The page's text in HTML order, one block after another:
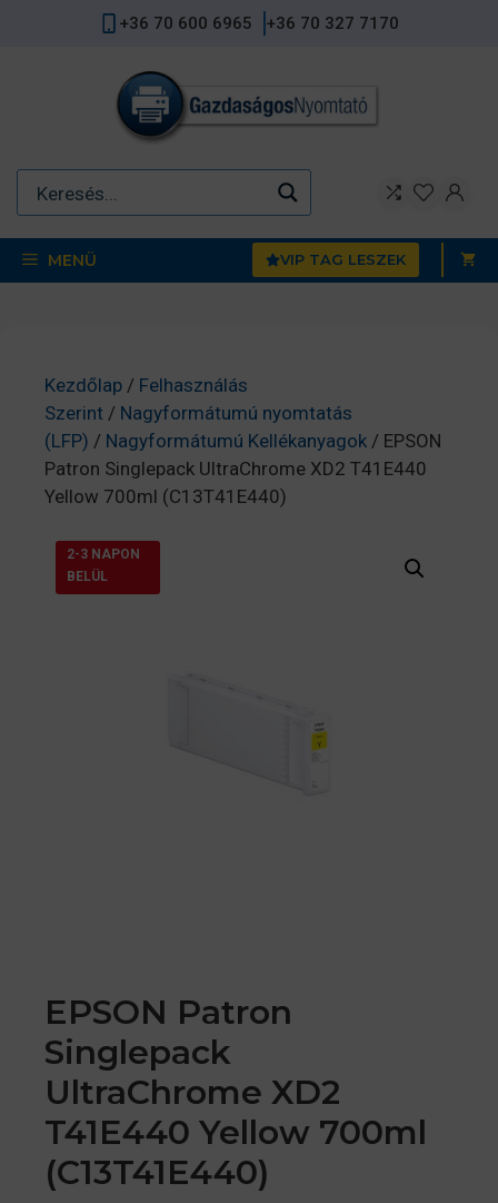
+36 70 600 6965 +36 70 327 7170
MENÜ VIP TAG LESZEK
Kezdőlap / Felhasználás
Szerint / Nagyformátumú nyomtatás
(LFP) / Nagyformátumú Kellékanyagok / EPSON
Patron Singlepack UltraChrome XD2 T41E440
Yellow 700ml (C13T41E440)
2-3 NAPON
BELÜL
EPSON Patron
Singlepack
UltraChrome XD2
T41E440 Yellow 700ml
(C13T41E440)